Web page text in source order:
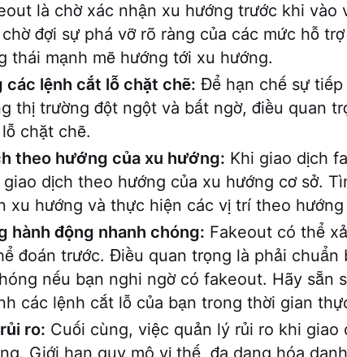
là chờ xác nhận xu hướng trước khi vào
đợi sự phá vỡ rõ ràng của các mức hỗ
thái mạnh mẽ hướng tới xu hướng.
các lệnh cắt lỗ chặt chẽ: Để hạn chế sự
thị trường đột ngột và bất ngờ, điều quan
chặt chẽ.
theo hướng của xu hướng: Khi giao dịch
dịch theo hướng của xu hướng cơ sở.
xu hướng và thực hiện các vị trí theo
hành động nhanh chóng: Fakeout có thể
đoán trước. Điều quan trọng là phải chuẩn
nếu bạn nghi ngờ có fakeout. Hãy sẵn
các lệnh cắt lỗ của bạn trong thời gian
ro: Cuối cùng, việc quản lý rủi ro khi giao
Giới hạn quy mô vị thế, đa dạng hóa